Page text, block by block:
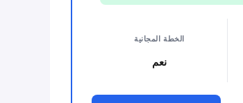
الخطة المجانية
نعم